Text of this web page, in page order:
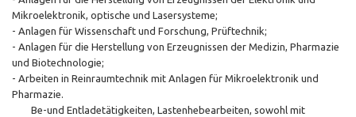
Mikroelektronik, optische und Lasersysteme;
- Anlagen für Wissenschaft und Forschung, Prüftechnik;
- Anlagen für die Herstellung von Erzeugnissen der Medizin, Pharmazie
und Biotechnologie;
- Arbeiten in Reinraumtechnik mit Anlagen für Mikroelektronik und
Pharmazie.
Be-und Entladetätigkeiten, Lastenhebearbeiten, sowohl mit